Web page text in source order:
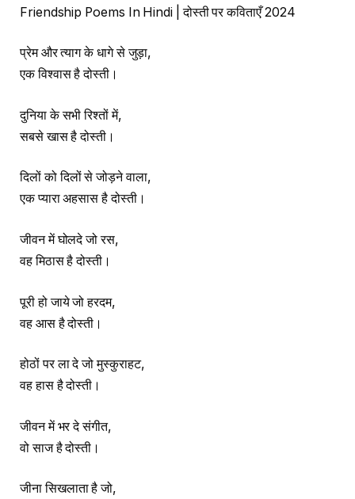
Friendship Poems In Hindi | दोस्ती पर कविताएँ 2024
प्रेम और त्याग के धागे से जुड़ा,
एक विश्वास है दोस्ती।
दुनिया के सभी रिश्तों में,
सबसे खास है दोस्ती।
दिलों को दिलों से जोड़ने वाला,
एक प्यारा अहसास है दोस्ती।
जीवन में घोलदे जो रस,
वह मिठास है दोस्ती।
पूरी हो जाये जो हरदम,
वह आस है दोस्ती।
होठों पर ला दे जो मुस्कुराहट,
वह हास है दोस्ती।
जीवन में भर दे संगीत,
वो साज है दोस्ती।
जीना सिखलाता है जो,